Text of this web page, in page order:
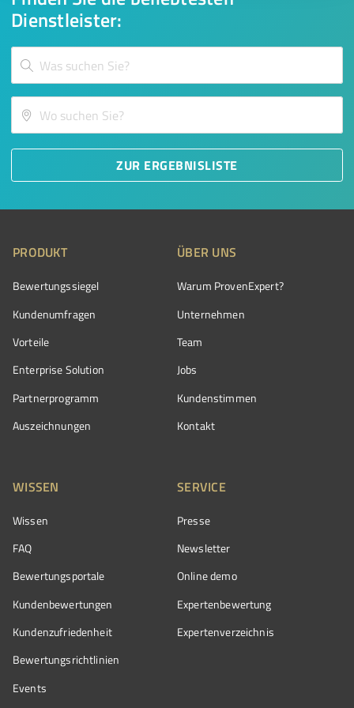
Dienstleister:
ZUR ERGEBNISLISTE
PRODUKT
Bewertungssiegel
Kundenumfragen
Vorteile
Enterprise Solution
Partnerprogramm
Auszeichnungen
ÜBER UNS
Warum ProvenExpert?
Unternehmen
Team
Jobs
Kundenstimmen
Kontakt
WISSEN
Wissen
FAQ
Bewertungsportale
Kundenbewertungen
Kundenzufriedenheit
Bewertungs­richtlinien
Events
SERVICE
Presse
Newsletter
Online demo
Expertenbewertung
Expertenverzeichnis